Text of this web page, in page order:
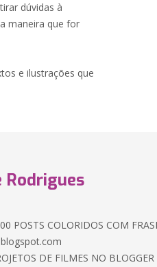
dúvidas à
maneira que for
e ilustrações que
Rodrigues
POSTS COLORIDOS COM
DE FILMES NO BLOGGER